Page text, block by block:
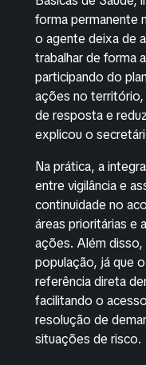
forma permanente
o agente deixa de
trabalhar de forma
participando do
ações no território,
de resposta e
explicou o
Na prática, a
entre vigilância e
continuidade no
áreas prioritárias e
ações. Além
população, já que
referência direta
facilitando o
resolução de
situações de risco.